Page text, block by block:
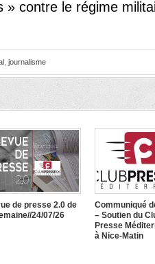
» contre le régime
journalisme
de presse 2.0 de
24/07/26
Communiqué
– Soutien du
Presse
à Nice-Matin